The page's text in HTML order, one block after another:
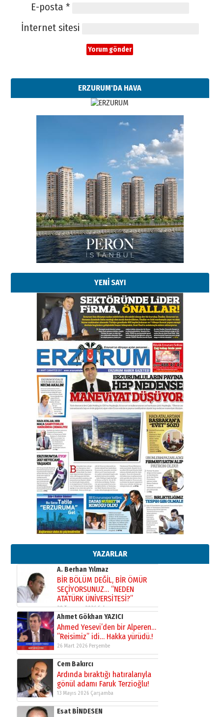
E-posta *
İnternet sitesi
ERZURUM'DA HAVA
YENİ SAYI
YAZARLAR
Esat BİNDESEN
TRT’NİN BÖLGEYE AÇILAN SESİ
09 Ağustos 2026 Pazar
Kadir SABUNCUOĞLU
Erzurumspor’un köşe taşları
29 Haziran 2026 Pazartesi
Kenan GÜLERCİ
Murat Şahsuvaroğlu ERKON’da
çıtayı yukarı taşırken,
yönetimdekiler aşağı
çekmemeli!
17 Şubat 2026 SalıOrhan BOZKURT
Bir fotoğraf, bir şehir, bir
gazeteci… Dizginler kimin
A. Berhan Yılmaz
BİR BÖLÜM DEĞİL, BİR ÖMÜR
SEÇİYORSUNUZ… “NEDEN
ATATÜRK ÜNİVERSİTESİ?”
28 Temmuz 2026 Salı
Ahmet Gökhan YAZICI
Ahmed Yesevi’den bir Alperen…
”Reisimiz” idi… Hakka yürüdü.!
26 Mart 2026 Perşembe
Cem Bakırcı
Ardında bıraktığı hatıralarıyla
gönül adamı Faruk Terzioğlu!
13 Mayıs 2026 Çarşamba
Esat BİNDESEN